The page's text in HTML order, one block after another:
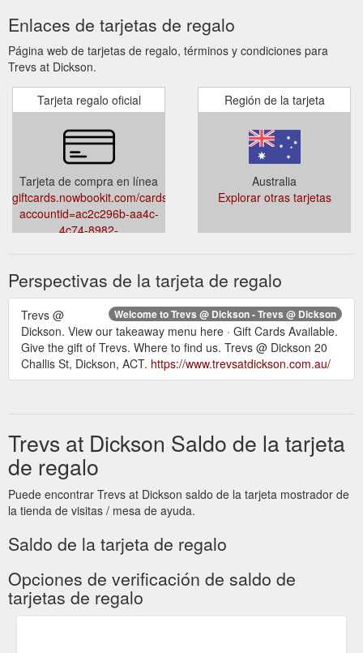
Enlaces de tarjetas de regalo
Página web de tarjetas de regalo, términos y condiciones para
Trevs at Dickson.
Tarjeta regalo oficial
Tarjeta de compra en línea
giftcards.nowbookit.com/cards?
accountid=ac2c296b-aa4c-
4c74-8982-
Región de la tarjeta
Australia
Explorar otras tarjetas
Perspectivas de la tarjeta de regalo
Welcome to Trevs @ Dickson - Trevs @ Dickson
Trevs @
Dickson. View our takeaway menu here · Gift Cards Available.
Give the gift of Trevs. Where to find us. Trevs @ Dickson 20
Challis St, Dickson, ACT. https://www.trevsatdickson.com.au/
Trevs at Dickson Saldo de la tarjeta
de regalo
Puede encontrar Trevs at Dickson saldo de la tarjeta mostrador de
la tienda de visitas / mesa de ayuda.
Saldo de la tarjeta de regalo
Opciones de verificación de saldo de
tarjetas de regalo